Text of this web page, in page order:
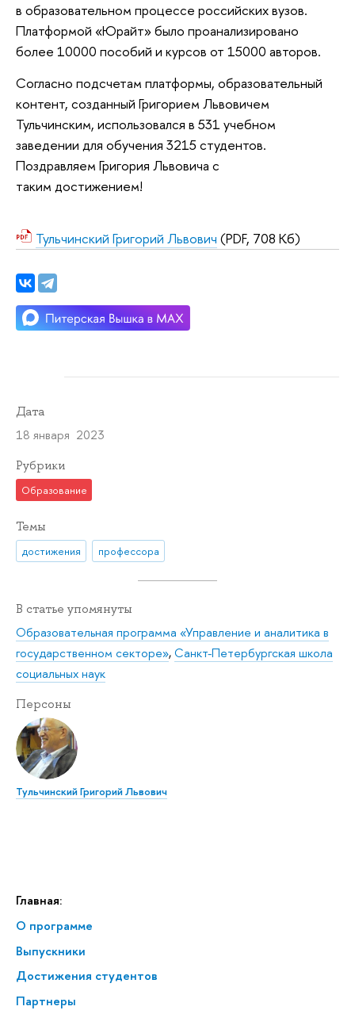
Главная:
О программе
Выпускники
Достижения студентов
Партнеры
в образовательном процессе российских вузов.
Платформой «Юрайт» было проанализировано
более 10000 пособий и курсов от 15000 авторов.
Согласно подсчетам платформы, образовательный
контент, созданный Григорием Львовичем
Тульчинским, использовался в 531 учебном
заведении для обучения 3215 студентов.
Поздравляем Григория Львовича с
таким достижением!
Тульчинский Григорий Львович (PDF, 708 Кб)
Дата
18 января 2023
Рубрики
Образование
Темы
достижения профессора
В статье упомянуты
Образовательная программа «Управление и аналитика в
государственном секторе»,Санкт-Петербургская школа
социальных наук
Персоны
Тульчинский Григорий Львович